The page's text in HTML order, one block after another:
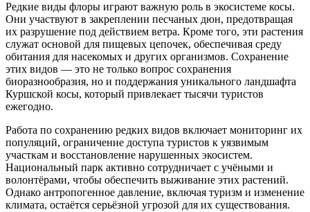
Редкие виды флоры играют важную роль в экосистеме косы.
Они участвуют в закреплении песчаных дюн, предотвращая
их разрушение под действием ветра. Кроме того, эти растения
служат основой для пищевых цепочек, обеспечивая среду
обитания для насекомых и других организмов. Сохранение
этих видов — это не только вопрос сохранения
биоразнообразия, но и поддержания уникального ландшафта
Куршской косы, который привлекает тысячи туристов
ежегодно.
Работа по сохранению редких видов включает мониторинг их
популяций, ограничение доступа туристов к уязвимым
участкам и восстановление нарушенных экосистем.
Национальный парк активно сотрудничает с учёными и
волонтёрами, чтобы обеспечить выживание этих растений.
Однако антропогенное давление, включая туризм и изменение
климата, остаётся серьёзной угрозой для их существования.